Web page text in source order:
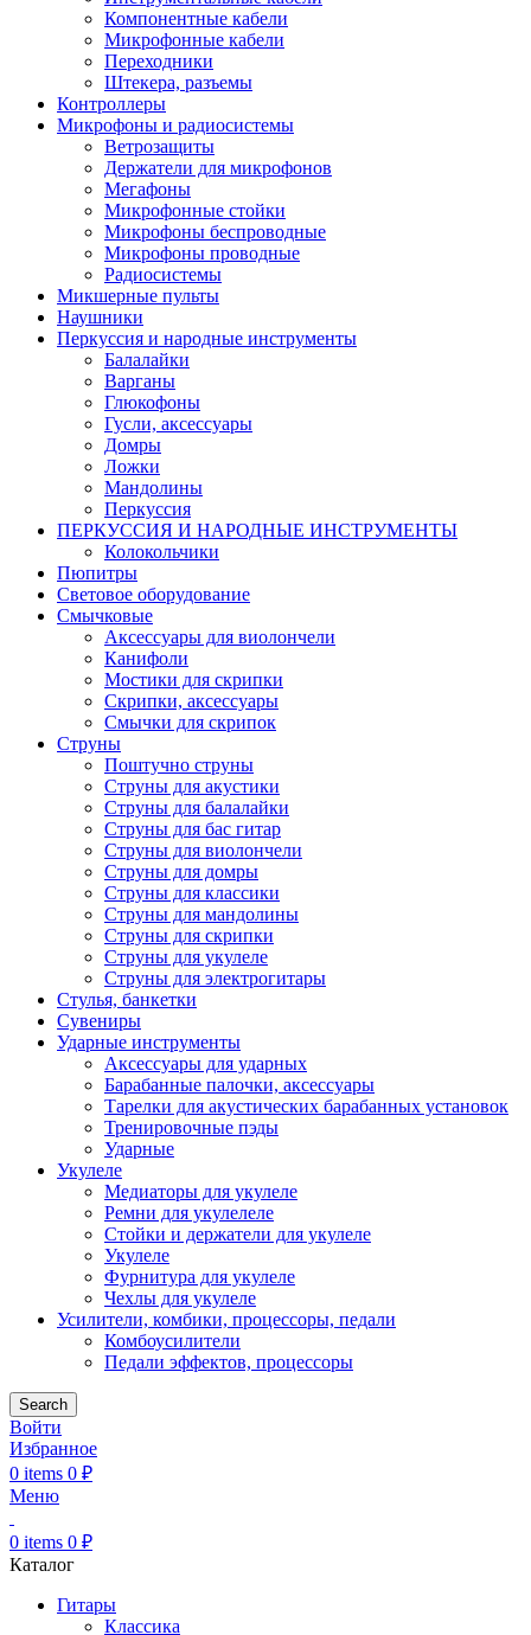
Компонентные кабели
Микрофонные кабели
Переходники
Штекера, разъемы
Контроллеры
Микрофоны и радиосистемы
Ветрозащиты
Держатели для микрофонов
Мегафоны
Микрофонные стойки
Микрофоны беспроводные
Микрофоны проводные
Радиосистемы
Микшерные пульты
Наушники
Перкуссия и народные инструменты
Балалайки
Варганы
Глюкофоны
Гусли, аксессуары
Домры
Ложки
Мандолины
Перкуссия
ПЕРКУССИЯ И НАРОДНЫЕ ИНСТРУМЕНТЫ
Колокольчики
Пюпитры
Световое оборудование
Смычковые
Аксессуары для виолончели
Канифоли
Мостики для скрипки
Скрипки, аксессуары
Смычки для скрипок
Струны
Поштучно струны
Струны для акустики
Струны для балалайки
Струны для бас гитар
Струны для виолончели
Струны для домры
Струны для классики
Струны для мандолины
Струны для скрипки
Струны для укулеле
Струны для электрогитары
Стулья, банкетки
Сувениры
Ударные инструменты
Аксессуары для ударных
Барабанные палочки, аксессуары
Тарелки для акустических барабанных установок
Тренировочные пэды
Ударные
Укулеле
Медиаторы для укулеле
Ремни для укулелеле
Стойки и держатели для укулеле
Укулеле
Фурнитура для укулеле
Чехлы для укулеле
Усилители, комбики, процессоры, педали
Комбоусилители
Педали эффектов, процессоры
Search
Войти
Избранное
0 items 0 ₽
Меню
0 items 0 ₽
Каталог
Гитары
Классика